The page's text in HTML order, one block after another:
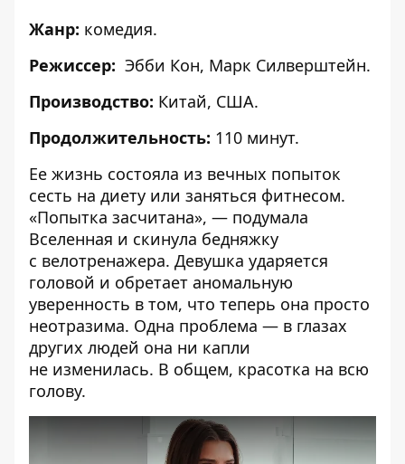
Жанр: комедия.
Режиссер: Эбби Кон, Марк Силверштейн.
Производство: Китай, США.
Продолжительность: 110 минут.
Ее жизнь состояла из вечных попыток
сесть на диету или заняться фитнесом.
«Попытка засчитана», — подумала
Вселенная и скинула бедняжку
с велотренажера. Девушка ударяется
головой и обретает аномальную
уверенность в том, что теперь она просто
неотразима. Одна проблема — в глазах
других людей она ни капли
не изменилась. В общем, красотка на всю
голову.